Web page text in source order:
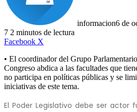
informacion6 de
7 2 minutos de lectura
Facebook X
• El coordinador del Grupo
Congreso abdica a las facultades que
no participa en políticas públicas y se
iniciativas de este tema.
El Poder Legislativo debe ser actor